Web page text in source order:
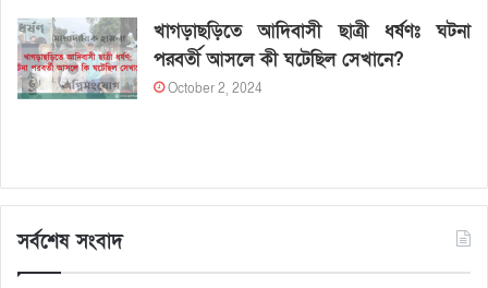
খাগড়াছড়িতে আদিবাসী ছাত্রী ধর্ষণঃ ঘটনা
পরবর্তী আসলে কী ঘটেছিল সেখানে?
October 2, 2024
সর্বশেষ সংবাদ